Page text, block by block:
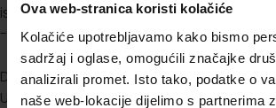
Ova web-stranica koristi kolačiće
Kolačiće upotrebljavamo kako bismo
sadržaj i oglase, omogućili značajke
analizirali promet. Isto tako, podatke o
naše web-lokacije dijelimo s partnerima
isporuke te
- ako je predmet Ugovora isporuka
Da bi korisnik mogao ostvariti pravo
Ugovora prije isteka roka i to